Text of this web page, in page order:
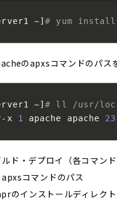
~]# yum
のapxsコマンドのパス
~]# ll /usr/
x 1 apache apache
ド・デプロイ（各コマン
コマンドのパス
インストールディレクト